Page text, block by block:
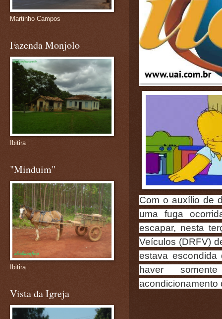
Com o auxílio de
uma fuga
escapar, nesta
Veículos (DRFV)
estava escondida
haver
acondicionamento
Martinho Campos
Fazenda Monjolo
Ibitira
"Minduim"
Ibitira
Vista da Igreja